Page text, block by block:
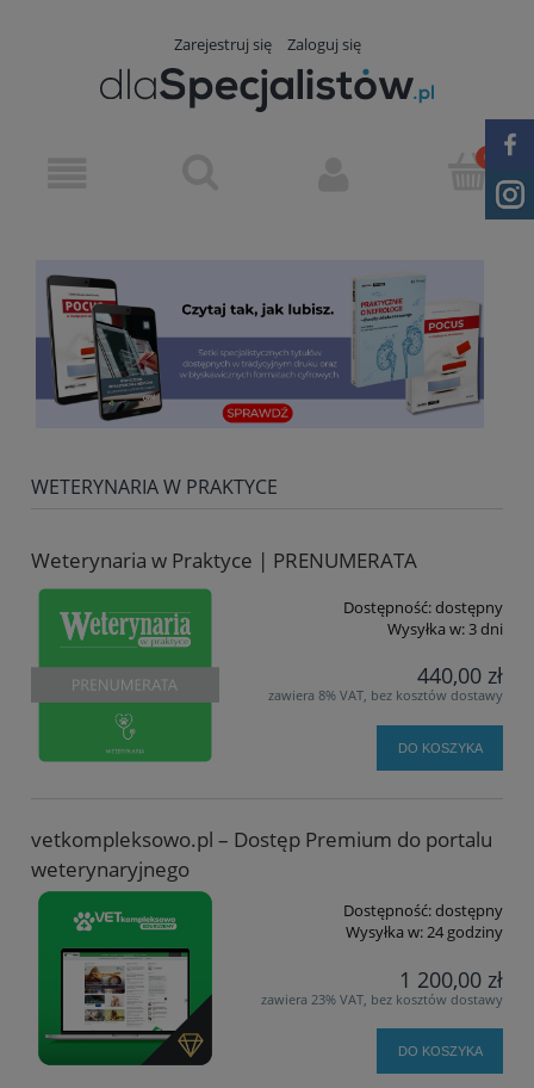
Zarejestruj się Zaloguj się
WETERYNARIA W PRAKTYCE
Weterynaria w Praktyce | PRENUMERATA
Dostępność:dostępny
Wysyłka w: 3 dni
440,00 zł
zawiera 8% VAT, bez kosztów dostawy
DO KOSZYKA
vetkompleksowo.pl – Dostęp Premium do portalu
weterynaryjnego
Dostępność:dostępny
Wysyłka w:24 godziny
1 200,00 zł
zawiera 23% VAT, bez kosztów dostawy
DO KOSZYKA